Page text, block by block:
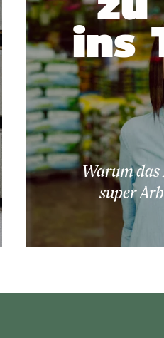
ins
Warum das
super